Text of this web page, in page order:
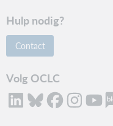
Hulp nodig?
Contact
Volg OCLC